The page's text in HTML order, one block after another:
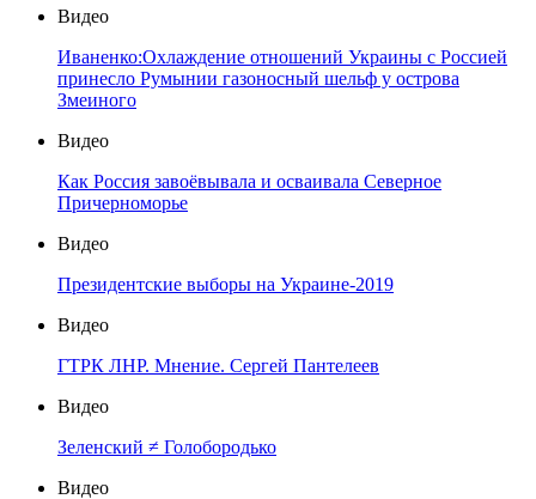
Видео
Иваненко:Охлаждение отношений Украины с Россией
принесло Румынии газоносный шельф у острова
Змеиного
Видео
Как Россия завоёвывала и осваивала Северное
Причерноморье
Видео
Президентские выборы на Украине-2019
Видео
ГТРК ЛНР. Мнение. Сергей Пантелеев
Видео
Зеленский ≠ Голобородько
Видео